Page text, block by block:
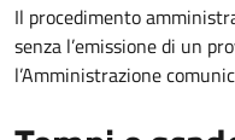
Il procedimento
senza l’emissione di un
l’Amministrazione